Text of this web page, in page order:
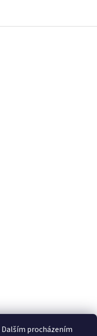
procházením
FREPRO-TORK.cz